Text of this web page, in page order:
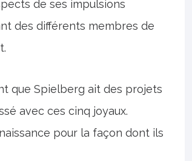
de ses impulsions
des différents membres de
que Spielberg ait des projets
avec ces cinq joyaux.
pour la façon dont ils